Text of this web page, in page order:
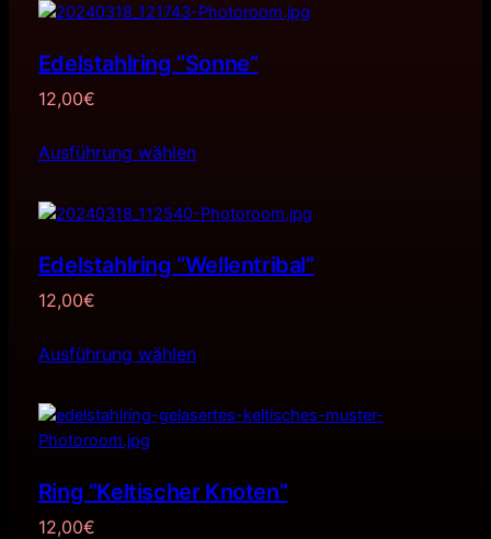
Edelstahlring “Sonne”
12,00€
Ausführung wählen
Edelstahlring “Wellentribal”
12,00€
Ausführung wählen
Ring ”Keltischer Knoten”
12,00€